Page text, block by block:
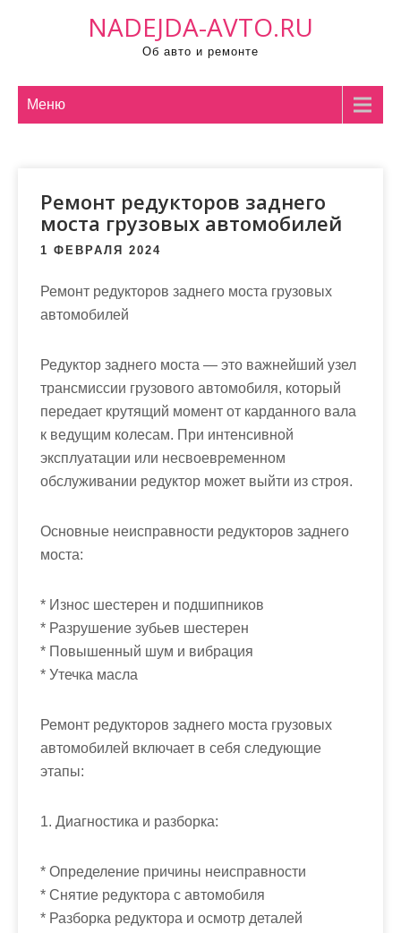
NADEJDA-AVTO.RU
Об авто и ремонте
Меню
Ремонт редукторов заднего
моста грузовых автомобилей
1 ФЕВРАЛЯ 2024
Ремонт редукторов заднего моста грузовых
автомобилей
Редуктор заднего моста — это важнейший узел
трансмиссии грузового автомобиля, который
передает крутящий момент от карданного вала
к ведущим колесам. При интенсивной
эксплуатации или несвоевременном
обслуживании редуктор может выйти из строя.
Основные неисправности редукторов заднего
моста:
* Износ шестерен и подшипников
* Разрушение зубьев шестерен
* Повышенный шум и вибрация
* Утечка масла
Ремонт редукторов заднего моста грузовых
автомобилей включает в себя следующие
этапы:
1. Диагностика и разборка:
* Определение причины неисправности
* Снятие редуктора с автомобиля
* Разборка редуктора и осмотр деталей